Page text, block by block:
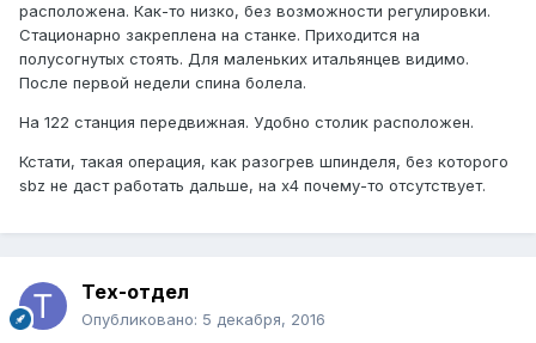
расположена. Как-то низко, без возможности регулировки.
Стационарно закреплена на станке. Приходится на
полусогнутых стоять. Для маленьких итальянцев видимо.
После первой недели спина болела.
На 122 станция передвижная. Удобно столик расположен.
Кстати, такая операция, как разогрев шпинделя, без которого
sbz не даст работать дальше, на х4 почему-то отсутствует.
Тех-отдел
Опубликовано: 5 декабря, 2016